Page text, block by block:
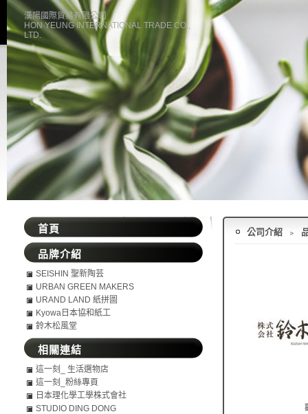
漢陽國際貿易有限公司
HON YEUNG INTERNATIONAL TRADE CO.,
LTD.
公司介紹 ﹥
首頁
品牌介紹
SEISHIN 聖新陶芸
URBAN GREEN MAKERS
URAND LAND 紙拼圖
Kyowa日本協和紙工
鈴木松風堂
相關連結
這一刻_ 生活選物店
這一刻_粉絲專頁
日本理化學工學株式會社
STUDIO DING DONG